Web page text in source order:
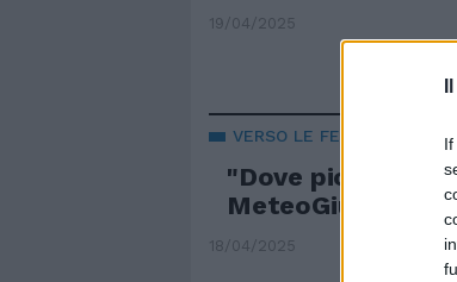
19/04/2025
VERSO LE FESTE
"Dove piove a
MeteoGiuliacci:
18/04/2025